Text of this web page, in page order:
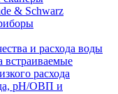
& Schwarz
и расхода воды
встраиваемые
расхода
pH/ОВП и